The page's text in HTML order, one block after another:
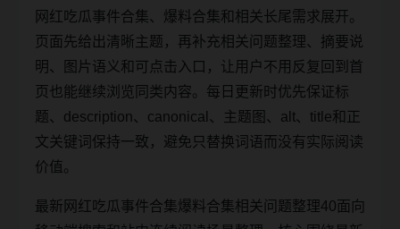
网红吃瓜事件合集、爆料合集和相关长尾需求展开。
页面先给出清晰主题，再补充相关问题整理、摘要说
明、图片语义和可点击入口，让用户不用反复回到首
页也能继续浏览同类内容。每日更新时优先保证标
题、description、canonical、主题图、alt、title和正
文关键词保持一致，避免只替换词语而没有实际阅读
价值。
最新网红吃瓜事件合集爆料合集相关问题整理40面向